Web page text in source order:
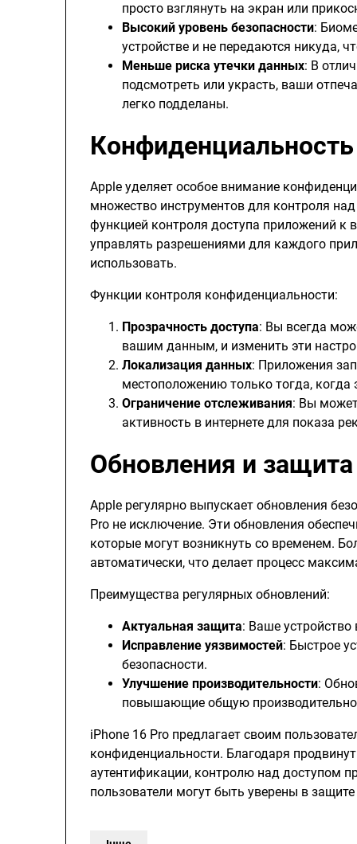
просто взглянуть на экран или
Высокий уровень безопасности:
устройстве и не передаются никуда,
Меньше риска утечки данных: В
подсмотреть или украсть, ваши
легко подделаны.
Apple уделяет особое внимание
множество инструментов для контроля
функцией контроля доступа приложений
управлять разрешениями для каждого
использовать.
Функции контроля конфиденциальности:
Прозрачность доступа: Вы всегда
вашим данным, и изменить эти
Локализация данных: Приложения
местоположению только тогда, когда
Ограничение отслеживания: Вы
активность в интернете для показа
Обновления и защита
Apple регулярно выпускает обновления
Pro не исключение. Эти обновления
которые могут возникнуть со временем.
автоматически, что делает процесс
Преимущества регулярных обновлений:
Актуальная защита: Ваше
Исправление уязвимостей: Быстрое
безопасности.
Улучшение производительности:
повышающие общую
iPhone 16 Pro предлагает своим
конфиденциальности. Благодаря
аутентификации, контролю над доступом
пользователи могут быть уверены в